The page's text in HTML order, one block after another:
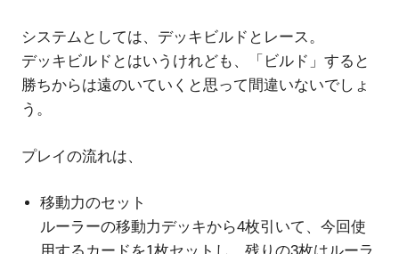
システムとしては、デッキビルドとレース。
デッキビルドとはいうけれども、「ビルド」すると
勝ちからは遠のいていくと思って間違いないでしょ
う。
プレイの流れは、
移動力のセット
ルーラーの移動力デッキから4枚引いて、今回使